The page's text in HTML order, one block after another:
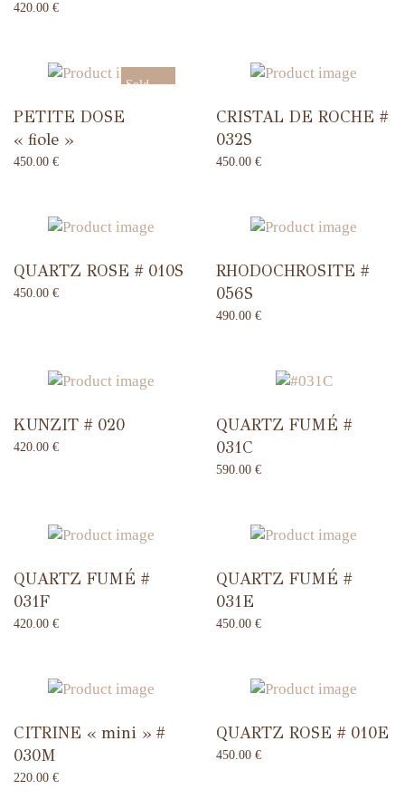
420.00 €
Sold
PETITE DOSE
« fiole »
450.00 €
CRISTAL DE ROCHE #
032S
450.00 €
QUARTZ ROSE # 010S
450.00 €
RHODOCHROSITE #
056S
490.00 €
KUNZIT # 020
420.00 €
QUARTZ FUMÉ #
031C
590.00 €
QUARTZ FUMÉ #
031F
420.00 €
QUARTZ FUMÉ #
031E
450.00 €
CITRINE « mini » #
030M
220.00 €
QUARTZ ROSE # 010E
450.00 €